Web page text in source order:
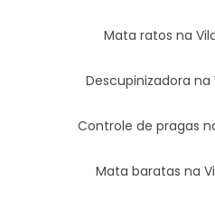
Mata ratos na
Descupinizadora na
Controle de pragas
Mata baratas na